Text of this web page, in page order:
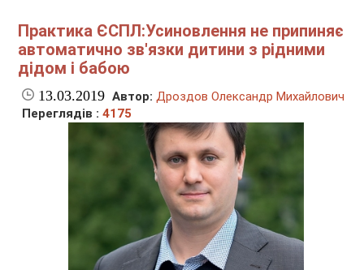
Практика ЄСПЛ:Усиновлення не припиняє
автоматично зв'язки дитини з рідними
дідом і бабою
13.03.2019 Автор: Дроздов Олександр Михайлович
Переглядів :4175